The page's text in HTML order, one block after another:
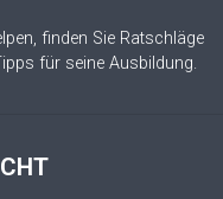
finden Sie Ratschläge
für seine Ausbildung.